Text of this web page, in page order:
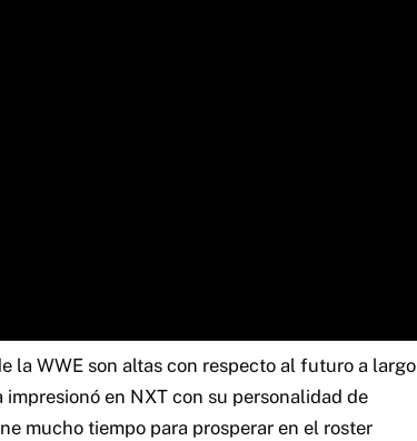
la WWE son altas con respecto al futuro a largo
en NXT con su personalidad de
mucho tiempo para prosperar en el roster